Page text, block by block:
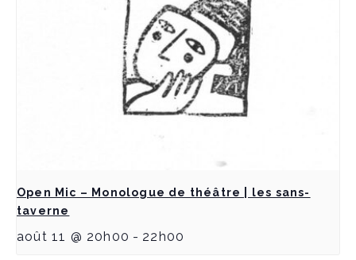
Open Mic – Monologue de théâtre | les sans-
taverne
août 11 @ 20h00 - 22h00